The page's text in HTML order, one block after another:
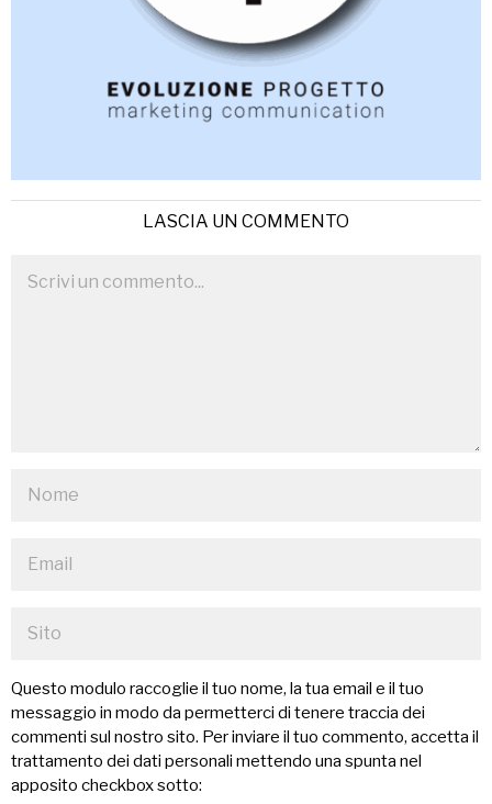
LASCIA UN COMMENTO
Questo modulo raccoglie il tuo nome, la tua email e il tuo
messaggio in modo da permetterci di tenere traccia dei
commenti sul nostro sito. Per inviare il tuo commento, accetta il
trattamento dei dati personali mettendo una spunta nel
apposito checkbox sotto: